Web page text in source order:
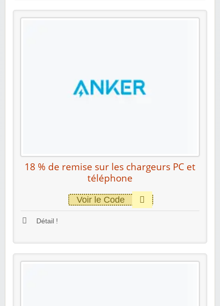
18 % de remise sur les chargeurs PC et
téléphone
Voir le Code
Détail !